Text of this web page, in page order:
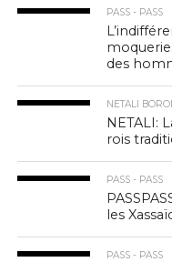
PASS - PASS
des
NETALI
NETALI:
rois
PASS - PASS
les
PASS - PASS